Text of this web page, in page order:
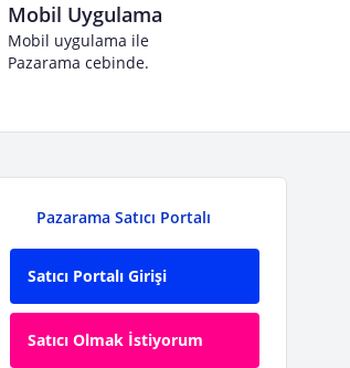
Mobil Uygulama
Mobil uygulama ile
Pazarama cebinde.
Pazarama Satıcı Portalı
Satıcı Portalı Girişi
Satıcı Olmak İstiyorum